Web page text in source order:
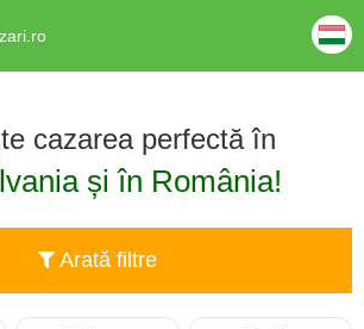
cazarea perfectă în
și în România!
Arată filtre